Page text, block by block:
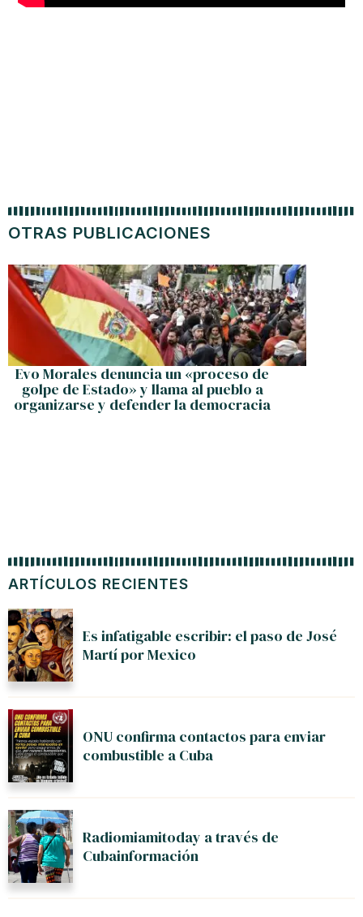
ARTÍCULOS RECIENTES
Es infatigable escribir: el paso de José
Martí por Mexico
ONU confirma contactos para enviar
combustible a Cuba
Radiomiamitoday a través de
Cubainformación
OTRAS PUBLICACIONES
Evo Morales denuncia un «proceso de
golpe de Estado» y llama al pueblo a
organizarse y defender la democracia